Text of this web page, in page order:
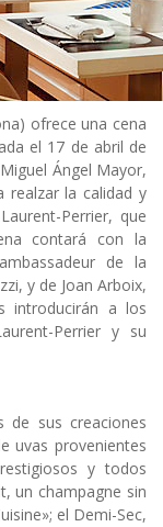
ofrece una cena
el 17 de abril de
Ángel Mayor,
realzar la calidad y
Perrier, que
contará con la
de la
y de Joan Arboix,
introducirán a los
Perrier y su
de sus creaciones
uvas provenientes
y todos
un champagne sin
el Demi-Sec,